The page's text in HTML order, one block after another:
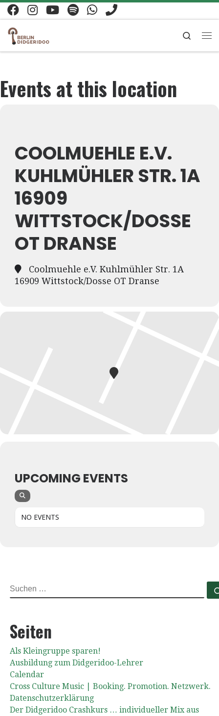
Zum Inhalt springen
Search
Events at this location
COOLMUEHLE E.V.
KUHLMÜHLER STR. 1A
16909
WITTSTOCK/DOSSE
OT DRANSE
Coolmuehle e.V. Kuhlmühler Str. 1A
16909 Wittstock/Dosse OT Dranse
UPCOMING EVENTS
NO EVENTS
SUCHE
Seiten
Als Kleingruppe sparen!
Ausbildung zum Didgeridoo-Lehrer
Calendar
Cross Culture Music | Booking. Promotion. Netzwerk.
Datenschutzerklärung
Der Didgeridoo Crashkurs … individueller Mix aus